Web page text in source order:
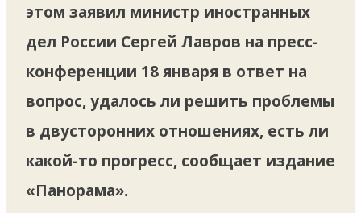
этом заявил министр иностранных
дел России Сергей Лавров на пресс-
конференции 18 января в ответ на
вопрос, удалось ли решить проблемы
в двусторонних отношениях, есть ли
какой-то прогресс, сообщает издание
«Панорама».